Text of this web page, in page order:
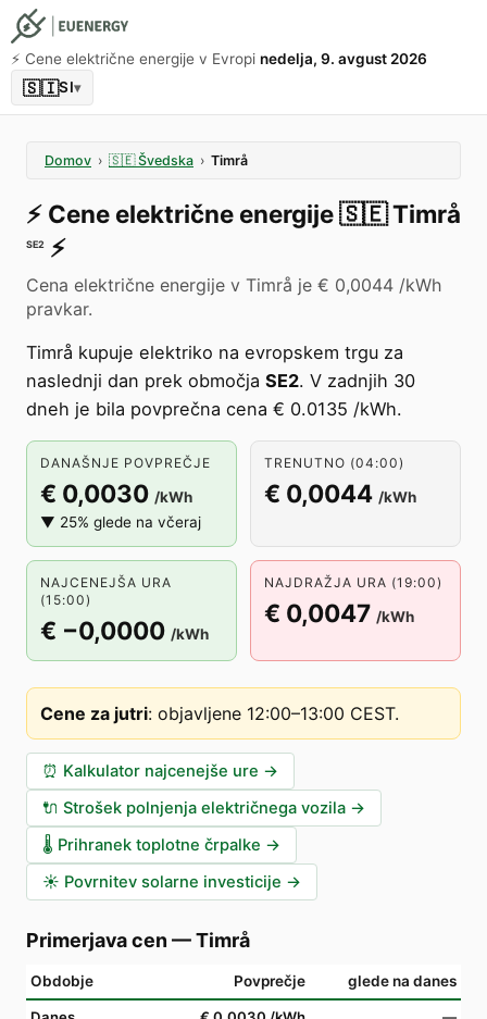
⚡️ Cene električne energije v Evropi nedelja, 9. avgust 2026
🇸🇮SI▾
Domov › 🇸🇪 Švedska › Timrå
⚡️ Cene električne energije🇸🇪Timrå
SE2 ⚡️
Cena električne energije v Timrå je € 0,0044 /kWh
pravkar.
Timrå kupuje elektriko na evropskem trgu za
naslednji dan prek območja SE2. V zadnjih 30
dneh je bila povprečna cena € 0.0135 /kWh.
DANAŠNJE POVPREČJE
€ 0,0030 /kWh
▼ 25% glede na včeraj
TRENUTNO (04:00)
€ 0,0044 /kWh
NAJCENEJŠA URA
(15:00)
€ −0,0000 /kWh
NAJDRAŽJA URA (19:00)
€ 0,0047 /kWh
Cene za jutri: objavljene 12:00–13:00 CEST.
⏰ Kalkulator najcenejše ure →
🔌 Strošek polnjenja električnega vozila →
🌡️ Prihranek toplotne črpalke →
☀️ Povrnitev solarne investicije →
Primerjava cen —Timrå
Obdobje Povprečje glede na danes